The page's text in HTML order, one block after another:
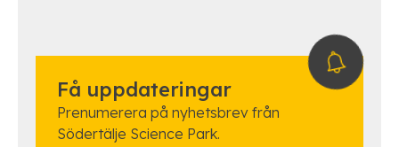
Få uppdateringar
Prenumerera på nyhetsbrev från
Södertälje Science Park.